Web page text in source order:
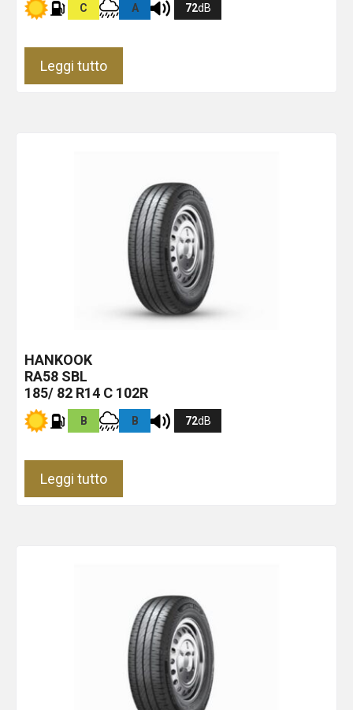
C A 72dB
Leggi tutto
HANKOOK
RA58 SBL
185/ 82 R14 C 102R
B B 72dB
Leggi tutto